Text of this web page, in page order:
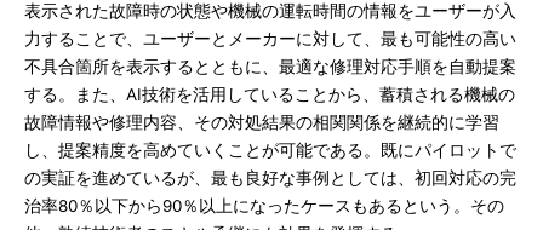
表示された故障時の状態や機械の運転時間の情報をユーザーが入
力することで、ユーザーとメーカーに対して、最も可能性の高い
不具合箇所を表示するとともに、最適な修理対応手順を自動提案
する。また、AI技術を活用していることから、蓄積される機械の
故障情報や修理内容、その対処結果の相関関係を継続的に学習
し、提案精度を高めていくことが可能である。既にパイロットで
の実証を進めているが、最も良好な事例としては、初回対応の完
治率80％以下から90％以上になったケースもあるという。その